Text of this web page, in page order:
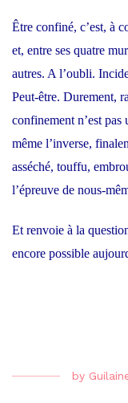
Être confiné, c’est, à
et, entre ses quatre
autres. A l’oubli.
Peut-être. Durement,
confinement n’est
même l’inverse,
asséché, touffu,
l’épreuve de nous-
Et renvoie à la
encore possible
by